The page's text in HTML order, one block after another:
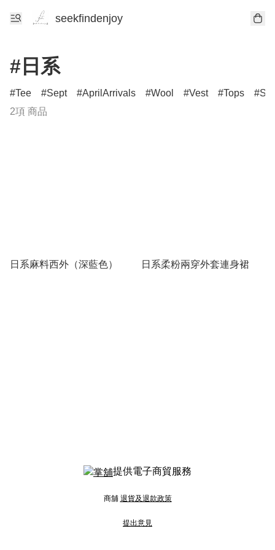
seekfindenjoy
#日系
Tee Sept AprilArrivals Wool Vest Tops
2項 商品
日系麻料西外（深藍色） 日系柔粉兩穿外套連身裙
提供電子商貿服務
商舖 退貨及退款政策
提出意見